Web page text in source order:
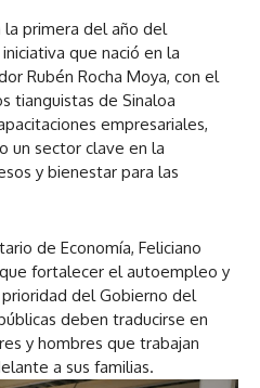
primera del año del
que nació en la
Rubén Rocha Moya, con el
tianguistas de Sinaloa
empresariales,
un sector clave en la
y bienestar para las
de Economía, Feliciano
fortalecer el autoempleo y
del Gobierno del
deben traducirse en
y hombres que trabajan
a sus familias.